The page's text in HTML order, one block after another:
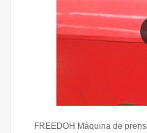
FREEDOH Máquina de